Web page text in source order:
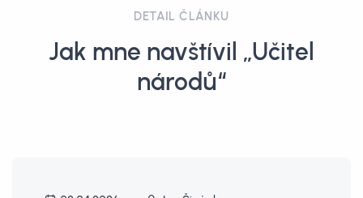
DETAIL ČLÁNKU
Jak mne navštívil „Učitel
národů“